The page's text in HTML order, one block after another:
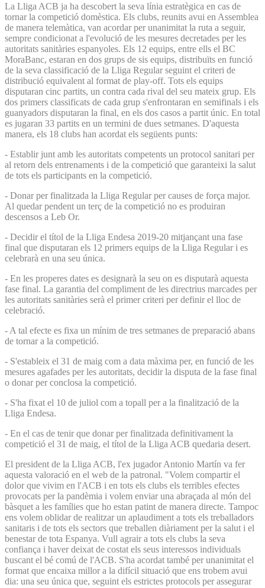
La Lliga ACB ja ha descobert la seva línia estratègica en cas de
tornar la competició domèstica. Els clubs, reunits avui en Assemblea
de manera telemàtica, van acordar per unanimitat la ruta a seguir,
sempre condicionat a l'evolució de les mesures decretades per les
autoritats sanitàries espanyoles. Els 12 equips, entre ells el BC
MoraBanc, estaran en dos grups de sis equips, distribuïts en funció
de la seva classificació de la Lliga Regular seguint el criteri de
distribució equivalent al format de play-off. Tots els equips
disputaran cinc partits, un contra cada rival del seu mateix grup. Els
dos primers classificats de cada grup s'enfrontaran en semifinals i els
guanyadors disputaran la final, en els dos casos a partit únic. En total
es jugaran 33 partits en un termini de dues setmanes. D'aquesta
manera, els 18 clubs han acordat els següents punts:
- Establir junt amb les autoritats competents un protocol sanitari per
al retorn dels entrenaments i de la competició que garanteixi la salut
de tots els participants en la competició.
- Donar per finalitzada la Lliga Regular per causes de força major.
Al quedar pendent un terç de la competició no es produiran
descensos a Leb Or.
- Decidir el títol de la Lliga Endesa 2019-20 mitjançant una fase
final que disputaran els 12 primers equips de la Lliga Regular i es
celebrarà en una seu única.
- En les properes dates es designarà la seu on es disputarà aquesta
fase final. La garantia del compliment de les directrius marcades per
les autoritats sanitàries serà el primer criteri per definir el lloc de
celebració.
- A tal efecte es fixa un mínim de tres setmanes de preparació abans
de tornar a la competició.
- S'estableix el 31 de maig com a data màxima per, en funció de les
mesures agafades per les autoritats, decidir la disputa de la fase final
o donar per conclosa la competició.
- S'ha fixat el 10 de juliol com a topall per a la finalització de la
Lliga Endesa.
- En el cas de tenir que donar per finalitzada definitivament la
competició el 31 de maig, el títol de la Lliga ACB quedaria desert.
El president de la Lliga ACB, l'ex jugador Antonio Martín va fer
aquesta valoració en el web de la patronal. "Volem compartir el
dolor que vivim en l'ACB i en tots els clubs els terribles efectes
provocats per la pandèmia i volem enviar una abraçada al món del
bàsquet a les famílies que ho estan patint de manera directe. Tampoc
ens volem oblidar de realitzar un aplaudiment a tots els treballadors
sanitaris i de tots els sectors que treballen diàriament per la salut i el
benestar de tota Espanya. Vull agrair a tots els clubs la seva
confiança i haver deixat de costat els seus interessos individuals
buscant el bé comú de l'ACB. S'ha acordat també per unanimitat el
format que encaixa millor a la difícil situació que ens trobem avui
dia: una seu única que, seguint els estrictes protocols per assegurar